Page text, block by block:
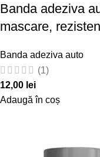
Banda adeziva
mascare,
Banda adeziva auto
(1)
12,00 lei
Adaugă în coș